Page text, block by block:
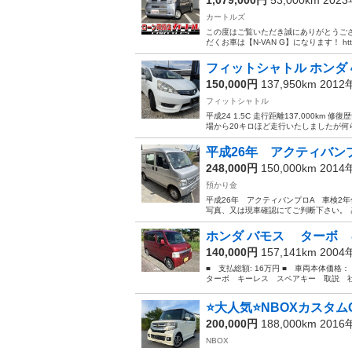
カートルズ
この度はご覧いただき誠にありがとう
だくお車は【N-VAN G】になります！
フィットシャトル ホンダ
150,000円 137,950km 2012
フィットシャトル
平成24 1.5C 走行距離137,000km 修復
場から20キロほど走行いたしましたが
平成26年 アクティバン
248,000円 150,000km 2014
預かり金
平成26年 アクティバンプロA 車検2年
写真、又は現車確認にてご判断下さい
ホンダ バモス ターボ
140,000円 157,141km 2004
■ 支払総額: 16万円 ■ 車両本体価
ターボ キーレス スペアキー 取説
⭐️大人気⭐️NBOXカスタ
200,000円 188,000km 2016
NBOX